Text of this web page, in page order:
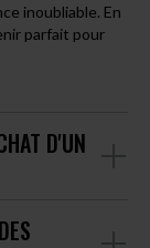
inoubliable. En
parfait pour
D'UN